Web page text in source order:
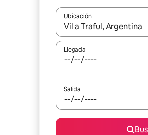
Ubicación
Cuando los resultados
Llegada
Salida